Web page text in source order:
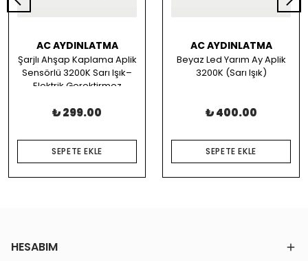
AC AYDINLATMA
Şarjlı Ahşap Kaplama Aplik
Sensörlü 3200K Sarı Işık–
Elektrik Gerektirmez
₺ 299.00
SEPETE EKLE
AC AYDINLATMA
Beyaz Led Yarım Ay Aplik
3200K (Sarı Işık)
₺ 400.00
SEPETE EKLE
HESABIM